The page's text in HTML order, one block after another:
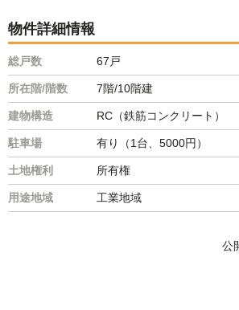
物件詳細情報
総戸数 67戸
所在階/階数 7階/10階建
建物構造 RC（鉄筋コンクリート）
駐車場 有り（1台、5000円）
土地権利 所有権
用途地域 工業地域
公